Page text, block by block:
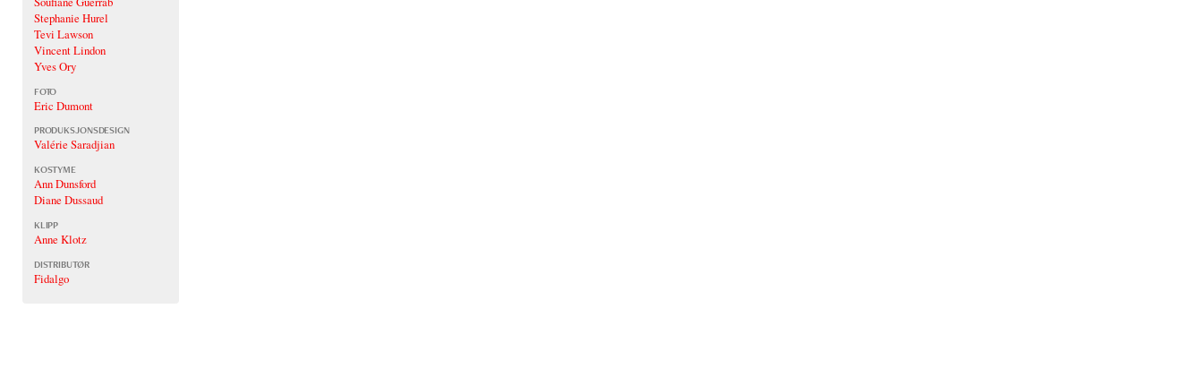
Stephanie Hurel
Tevi Lawson
Vincent Lindon
Yves Ory
FOTO
Eric Dumont
PRODUKSJONSDESIGN
Valérie Saradjian
KOSTYME
Ann Dunsford
Diane Dussaud
KLIPP
Anne Klotz
DISTRIBUTØR
Fidalgo